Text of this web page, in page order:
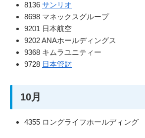
8136 サンリオ
8698 マネックスグループ
9201 日本航空
9202 ANAホールディングス
9368 キムラユニティー
9728 日本管財
10月
4355 ロングライフホールディング